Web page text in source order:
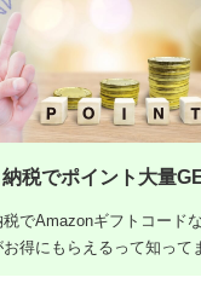
税でポイント大量
でAmazonギフトコード
得にもらえるって知って